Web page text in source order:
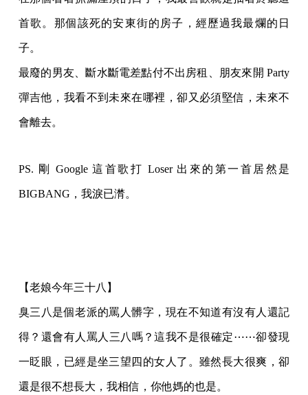
首歌。那個該死的安東街的房子，經歷過我最爛的日
子。
最廢的男友、斷水斷電差點付不出房租、朋友來開 Party
彈吉他，我看不到未來在哪裡，卻又必須堅信，未來不
會離去。
PS. 剛 Google 這首歌打 Loser 出來的第一首居然是
BIGBANG，我淚已潸。
【老娘今年三十八】
臭三八是個老派的罵人髒字，現在不知道有沒有人還記
得？還會有人罵人三八嗎？這我不是很確定⋯⋯卻發現
一眨眼，已經是坐三望四的女人了。雖然長大很爽，卻
還是很不想長大，我相信，你他媽的也是。